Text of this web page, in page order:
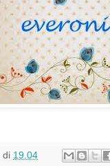
di 19.04